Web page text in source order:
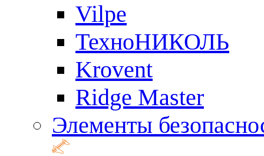
Vilpe
ТехноНИКОЛЬ
Krovent
Ridge Master
Элементы